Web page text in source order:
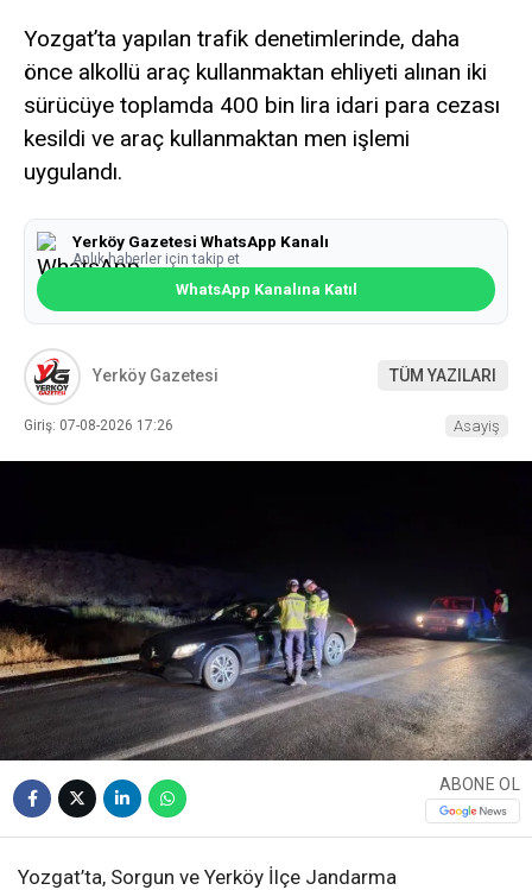
Yozgat’ta yapılan trafik denetimlerinde, daha
önce alkollü araç kullanmaktan ehliyeti alınan iki
sürücüye toplamda 400 bin lira idari para cezası
kesildi ve araç kullanmaktan men işlemi
uygulandı.
Yerköy Gazetesi WhatsApp Kanalı
Anlık haberler için takip et
WhatsApp Kanalına Katıl
Yerköy Gazetesi TÜM YAZILARI
Giriş: 07-08-2026 17:26 Asayiş
ABONE OL
Yozgat’ta, Sorgun ve Yerköy İlçe Jandarma